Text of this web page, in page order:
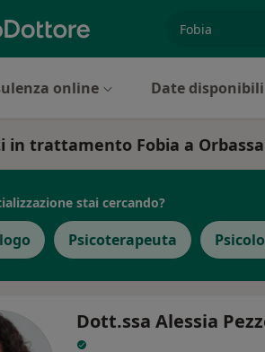
online Date disponibili
in trattamento Fobia a
stai cercando?
Psicoterapeuta
Dott.ssa Alessia